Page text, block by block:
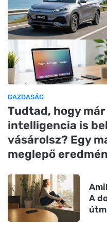
GAZDASÁG
Tudtad, hogy
intelligencia is
vásárolsz? Egy
meglepő
A